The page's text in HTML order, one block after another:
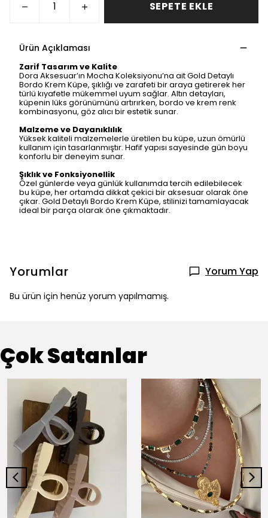
SEPETE EKLE
Ürün Açıklaması
Zarif Tasarım ve Kalite
Dora Aksesuar’ın Mocha Koleksiyonu’na ait Gold Detaylı
Bordo Krem Küpe, şıklığı ve zarafeti bir araya getirerek her
türlü kıyafetle mükemmel uyum sağlar. Altın detayları,
küpenin lüks görünümünü artırırken, bordo ve krem renk
kombinasyonu, göz alıcı bir estetik sunar.
Malzeme ve Dayanıklılık
Yüksek kaliteli malzemelerle üretilen bu küpe, uzun ömürlü
kullanım için tasarlanmıştır. Hafif yapısı sayesinde gün boyu
konforlu bir deneyim sunar.
Şıklık ve Fonksiyonellik
Özel günlerde veya günlük kullanımda tercih edilebilecek
bu küpe, her ortamda dikkat çekici bir aksesuar olarak öne
çıkar. Gold Detaylı Bordo Krem Küpe, stilinizi tamamlayacak
ideal bir parça olarak öne çıkmaktadır.
Yorumlar Yorum Yap
Bu ürün için henüz yorum yapılmamış.
Çok Satanlar